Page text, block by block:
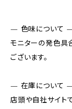
— 色味について
モニターの発色具
ございます。
— 在庫について
店頭や自社サイト